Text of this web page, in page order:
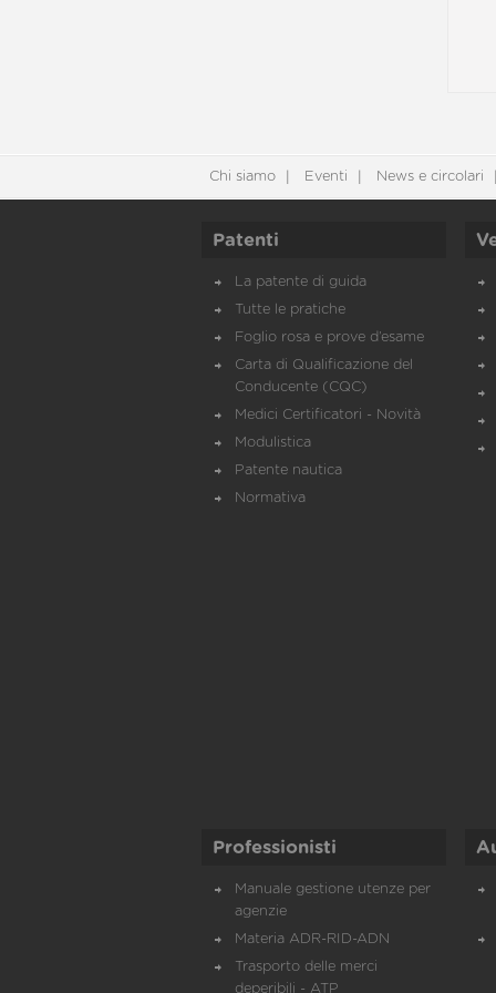
Chi siamo Eventi News e circolari
Patenti
La patente di guida
Tutte le pratiche
Foglio rosa e prove d’esame
Carta di Qualificazione del
Conducente (CQC)
Medici Certificatori - Novità
Modulistica
Patente nautica
Normativa
Professionisti
Manuale gestione utenze per
agenzie
Materia ADR-RID-ADN
Trasporto delle merci
deperibili - ATP